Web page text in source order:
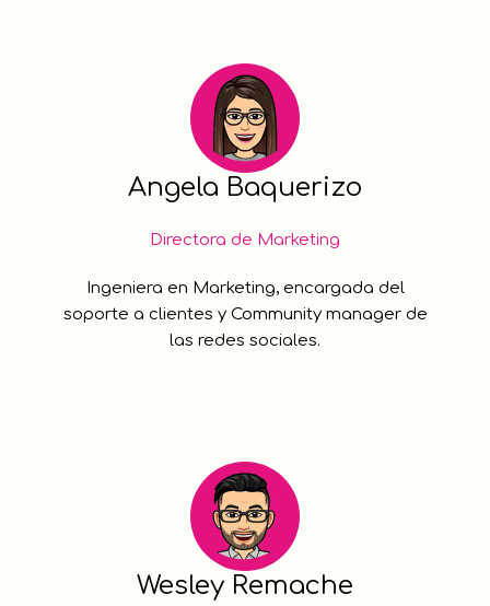
Angela Baquerizo
Directora de Marketing
Ingeniera en Marketing, encargada del
soporte a clientes y Community manager de
las redes sociales.
Wesley Remache